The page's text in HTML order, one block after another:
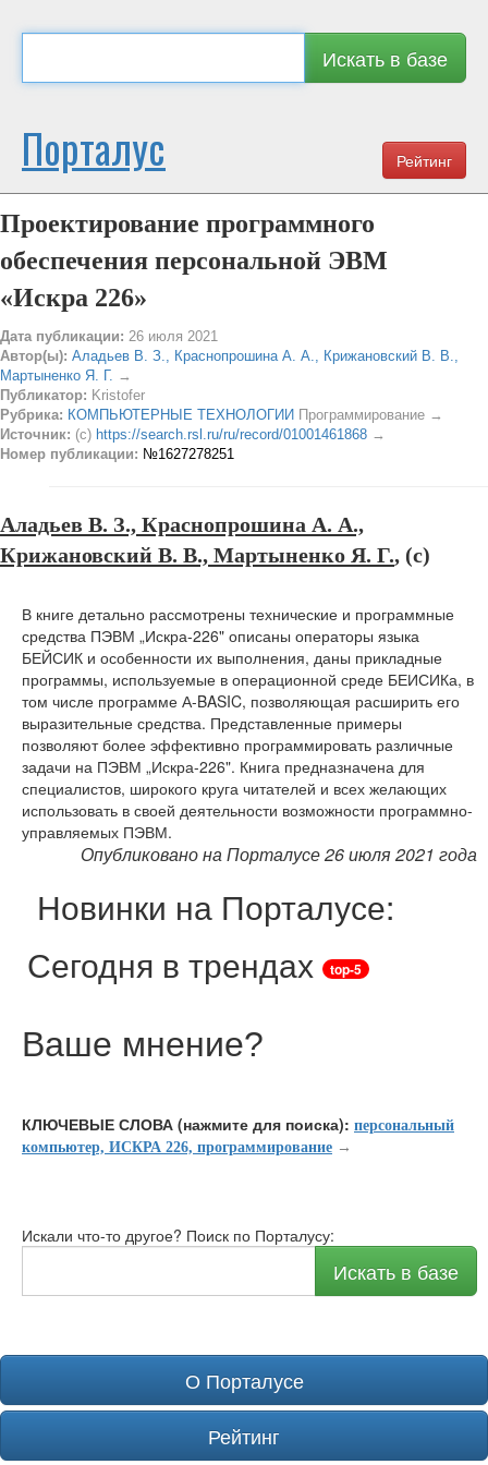
Искать в базе
Рейтинг
Порталус
Проектирование программного
обеспечения персональной ЭВМ
«Искра 226»
Дата публикации: 26 июля 2021
Автор(ы): Аладьев В. З., Краснопрошина А. А., Крижановский В. В.,
Мартыненко Я. Г. →
Публикатор: Kristofer
Рубрика: КОМПЬЮТЕРНЫЕ ТЕХНОЛОГИИ Программирование →
Источник: (c) https://search.rsl.ru/ru/record/01001461868 →
Номер публикации: №1627278251
Аладьев В. З., Краснопрошина А. А.,
Крижановский В. В., Мартыненко Я. Г., (c)
В книге детально рассмотрены технические и программные
средства ПЭВМ „Искра-226" описаны операторы языка
БЕЙСИК и особенности их выполнения, даны прикладные
программы, используемые в операционной среде БЕИСИКа, в
том числе программе А-BASIC, позволяющая расширить его
выразительные средства. Представленные примеры
позволяют более эффективно программировать различные
задачи на ПЭВМ „Искра-226". Книга предназначена для
специалистов, широкого круга читателей и всех желающих
использовать в своей деятельности возможности программно-
управляемых ПЭВМ.
Опубликовано на Порталусе 26 июля 2021 года
Новинки на Порталусе:
Сегодня в трендах
top-5
Ваше мнение?
КЛЮЧЕВЫЕ СЛОВА (нажмите для поиска): персональный
компьютер, ИСКРА 226, программирование →
Искали что-то другое? Поиск по Порталусу:
Искать в базе
О Порталусе
Рейтинг